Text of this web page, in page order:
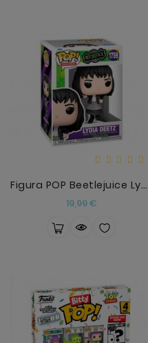
Figura POP Beetlejuice Lydia Deetz
19,99 €Precio